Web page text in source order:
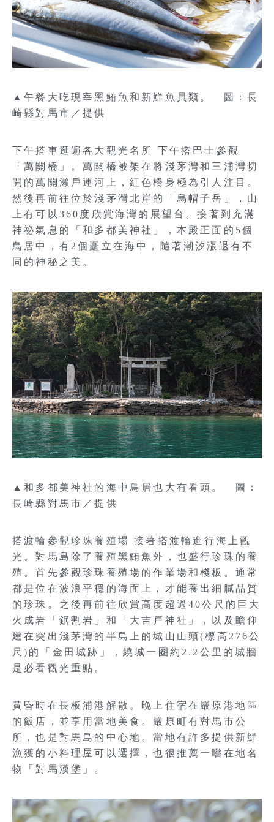
▲午餐大吃現宰黑鮪魚和新鮮魚貝類。 圖：長
崎縣對馬市／提供
下午搭車逛遍各大觀光名所 下午搭巴士參觀
「萬關橋」。萬關橋被架在將淺茅灣和三浦灣切
開的萬關瀨戶運河上，紅色橋身極為引人注目。
然後再前往位於淺茅灣北岸的「烏帽子岳」，山
上有可以360度欣賞海灣的展望台。接著到充滿
神祕氣息的「和多都美神社」，本殿正面的5個
鳥居中，有2個矗立在海中，隨著潮汐漲退有不
同的神秘之美。
▲和多都美神社的海中鳥居也大有看頭。 圖：
長崎縣對馬市／提供
搭渡輪參觀珍珠養殖場 接著搭渡輪進行海上觀
光。對馬島除了養殖黑鮪魚外，也盛行珍珠的養
殖。首先參觀珍珠養殖場的作業場和棧板。通常
都是位在波浪平穩的海面上，才能養出細膩品質
的珍珠。之後再前往欣賞高度超過40公尺的巨大
火成岩「鋸割岩」和「大吉戸神社」，以及瞻仰
建在突出淺茅灣的半島上的城山山頭(標高276公
尺)的「金田城跡」，繞城一圈約2.2公里的城牆
是必看觀光重點。
黃昏時在長板浦港解散。晚上住宿在嚴原港地區
的飯店，並享用當地美食。嚴原町有對馬市公
所，也是對馬島的中心地。當地有許多提供新鮮
漁獲的小料理屋可以選擇，也很推薦一嚐在地名
物「對馬漢堡」。